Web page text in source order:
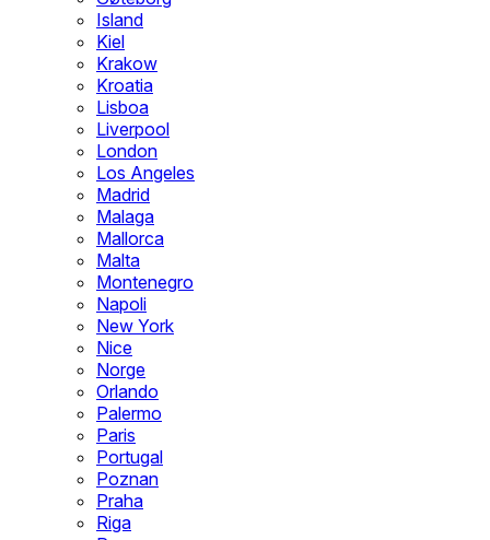
Island
Kiel
Krakow
Kroatia
Lisboa
Liverpool
London
Los Angeles
Madrid
Malaga
Mallorca
Malta
Montenegro
Napoli
New York
Nice
Norge
Orlando
Palermo
Paris
Portugal
Poznan
Praha
Riga